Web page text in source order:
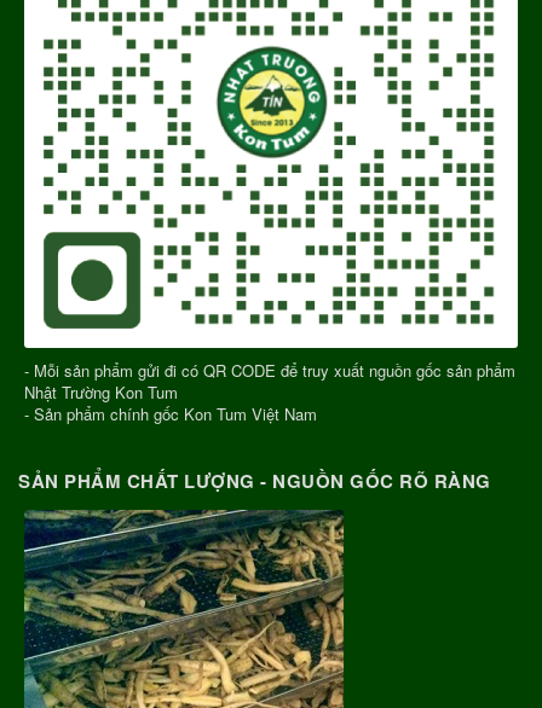
- Mỗi sản phẩm gửi đi có QR CODE để truy xuất nguồn gốc sản phẩm
Nhật Trường Kon Tum
- Sản phẩm chính gốc Kon Tum Việt Nam
SẢN PHẨM CHẤT LƯỢNG - NGUỒN GỐC RÕ RÀNG